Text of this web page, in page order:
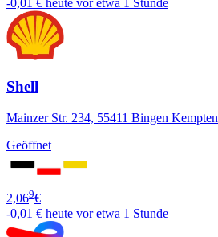
Shell
Mainzer Str. 234, 55411 Bingen Kempten
Geöffnet
2,069€
-0,01 € heute vor etwa 1 Stunde